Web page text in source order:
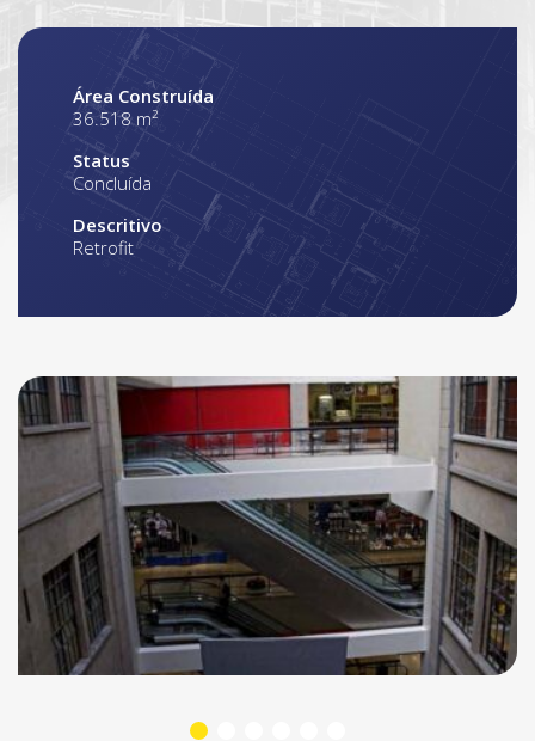
Área Construída
36.518 m²
Status
Concluída
Descritivo
Retrofit